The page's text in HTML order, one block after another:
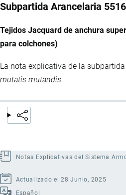
Subpartida Arancelaria
Tejidos Jacquard de anchura
para colchones)
La nota explicativa de la
mutatis mutandis.
Notas Explicativas del Sistema
Actualizado el 28 Junio, 2025
Español